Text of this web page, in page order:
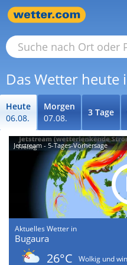
Das Wetter heute
Heute
06.08.
Morgen
07.08.
3 Tage
Jetstream - 5-Tages-Vorhersage
Aktuelles Wetter in
Bugaura
26°C
Wolkig und